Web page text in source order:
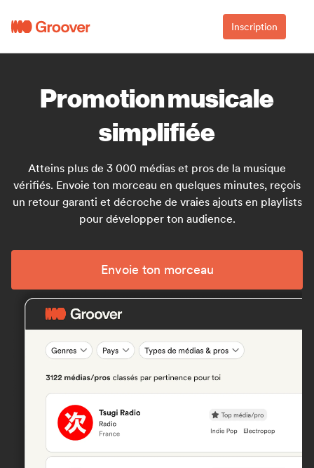
Inscription
Promotion musicale
simplifiée
Atteins plus de 3 000 médias et pros de la musique
vérifiés. Envoie ton morceau en quelques minutes, reçois
un retour garanti et décroche de vraies ajouts en playlists
pour développer ton audience.
Envoie ton morceau